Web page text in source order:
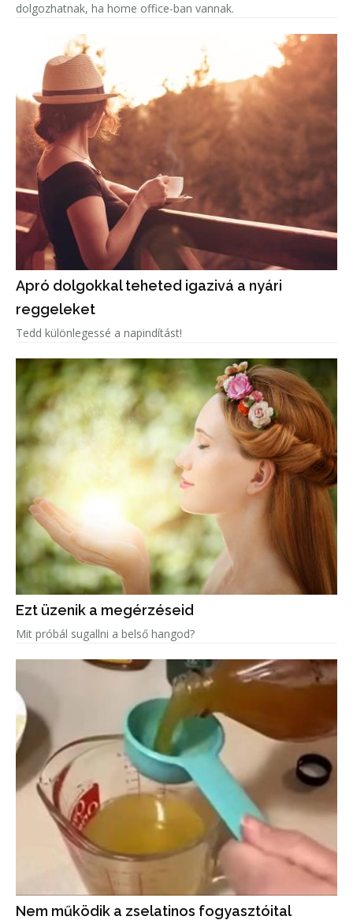
dolgozhatnak, ha home office-ban vannak.
Apró dolgokkal teheted igazivá a nyári
reggeleket
Tedd különlegessé a napindítást!
Ezt üzenik a megérzéseid
Mit próbál sugallni a belső hangod?
Nem működik a zselatinos fogyasztóital